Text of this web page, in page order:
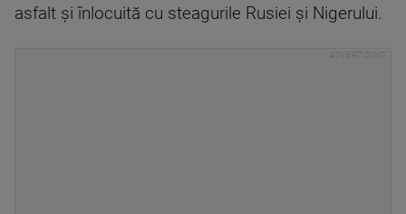
asfalt şi înlocuită cu steagurile Rusiei şi Nigerului.